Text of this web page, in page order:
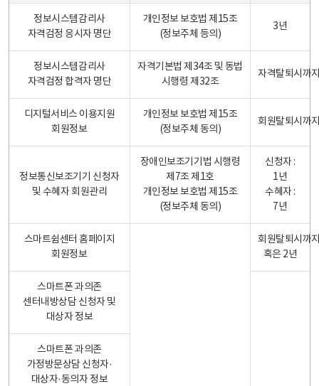
정보시스템감리사
자격검정 응시자 명단
개인정보 보호법 제15조
(정보주체 등의)
3년
정보시스템감리사
자격검정 합격자 명단
자격기본법 제34조 및 동법
시행령 제32조
자격탈퇴시까
디지털서비스 이용지원
회원정보
개인정보 보호법 제15조
(정보주체 동의)
회원탈퇴시까
정보통신보조기기 신청자
및 수혜자 회원관리
장애인보조기기법 시행령
제7조 제1호
개인정보 보호법 제15조
(정보주체 동의)
신청자 :
1년
수혜자 :
7년
스마트쉼센터 홈페이지
회원정보
회원탈퇴시까
혹은 2년
스마트폰 과의존
센터내방상담 신청자 및
대상자 정보
스마트폰 과의존
가정방문상담 신청자·
대상자·동의자 정보